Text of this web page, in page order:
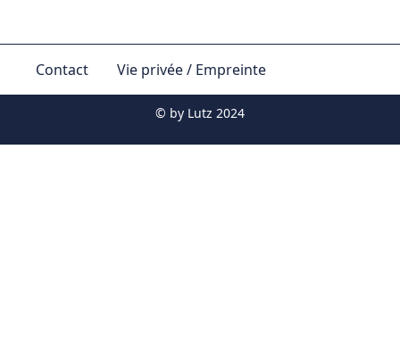
Contact Vie privée / Empreinte
© by Lutz 2024